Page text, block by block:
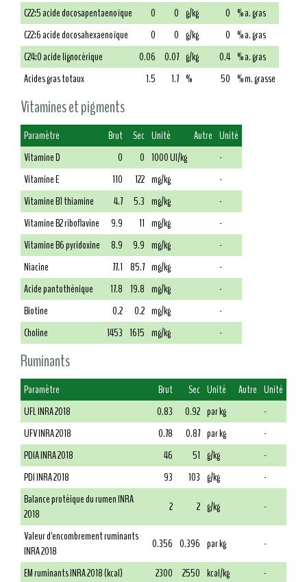
C22:5 acide docosapentaenoïque
0 0 g/kg 0 % a. gras
C22:6 acide docosahexaenoïque
0 0 g/kg 0 % a. gras
C24:0 acide lignocérique
0.06 0.07 g/kg 0.4 % a. gras
Acides gras totaux
1.5 1.7 % 50 % m. grasse
Vitamines et pigments
Paramètre Brut Sec Unité Autre Unité
Vitamine D
0 0 1000 UI/kg
-
Vitamine E
110 122 mg/kg
-
Vitamine B1 thiamine
4.7 5.3 mg/kg
-
Vitamine B2 riboflavine
9.9 11 mg/kg
-
Vitamine B6 pyridoxine
8.9 9.9 mg/kg
-
Niacine
77.1 85.7 mg/kg
-
Acide pantothénique
17.8 19.8 mg/kg
-
Biotine
0.2 0.2 mg/kg
-
Choline
1453 1615 mg/kg -
Ruminants
Paramètre Brut Sec Unité Autre Unité
UFL INRA 2018
0.83 0.92 par kg
-
UFV INRA 2018
0.78 0.87 par kg
-
PDIA INRA 2018
46 51 g/kg
-
PDI INRA 2018
93 103 g/kg
-
Balance protéique du rumen INRA
2018
2 2 g/kg
-
Valeur d'encombrement ruminants
INRA 2018
0.356 0.396 par kg
-
EM ruminants INRA 2018 (kcal)
2300 2550 kcal/kg -